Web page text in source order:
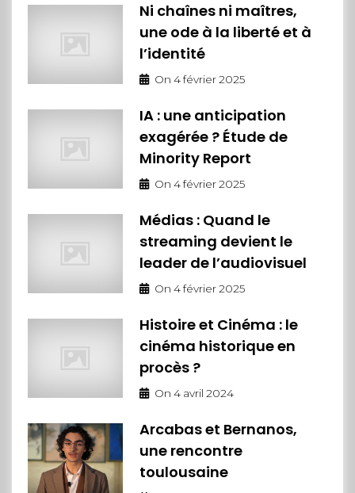
Ni chaînes ni maîtres,
une ode à la liberté et à
l’identité
On4 février 2025
IA : une anticipation
exagérée ? Étude de
Minority Report
On4 février 2025
Médias : Quand le
streaming devient le
leader de l’audiovisuel
On4 février 2025
Histoire et Cinéma : le
cinéma historique en
procès ?
On4 avril 2024
Arcabas et Bernanos,
une rencontre
toulousaine